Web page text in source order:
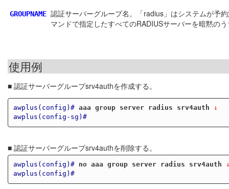
GROUPNAME 認証サーバーグループ名。「radius」はシステムが予
マンドで指定したすべてのRADIUSサーバーを暗黙の
使用例
■ 認証サーバーグループsrv4authを作成する。
awplus(config)# aaa group server radius srv4auth ↓
awplus(config-sg)#
■ 認証サーバーグループsrv4authを削除する。
awplus(config)# no aaa group server radius srv4auth
awplus(config)#